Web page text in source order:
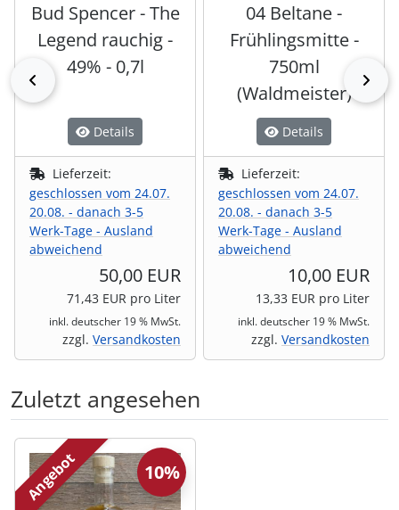
zurück
Bud Spencer - The
Legend rauchig -
49% - 0,7l
Details
Lieferzeit:
geschlossen vom 24.07.
20.08. - danach 3-5
Werk-Tage - Ausland
abweichend
50,00 EUR
71,43 EUR pro Liter
inkl. deutscher 19 % MwSt.
zzgl. Versandkosten
04 Beltane -
Frühlingsmitte -
750ml
(Waldmeister)
Details
Lieferzeit:
geschlossen vom 24.07.
20.08. - danach 3-5
Werk-Tage - Ausland
abweichend
10,00 EUR
13,33 EUR pro Liter
inkl. deutscher 19 % MwSt.
zzgl. Versandkosten
Zuletzt angesehen
Es folgt ein Produktslider - navigieren Sie mit der Tab-
Angebot 10%